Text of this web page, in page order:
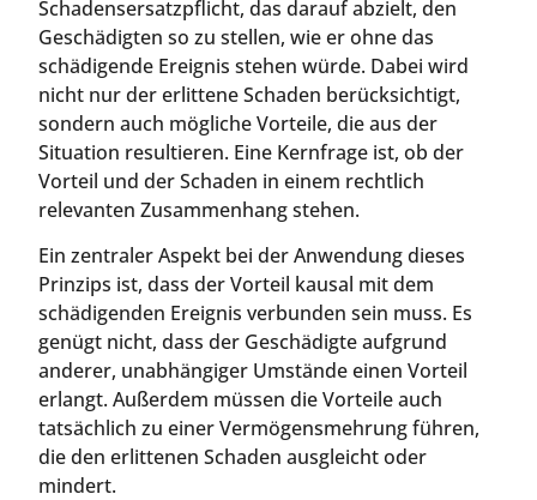
Schadensersatzpflicht, das darauf abzielt, den
Geschädigten so zu stellen, wie er ohne das
schädigende Ereignis stehen würde. Dabei wird
nicht nur der erlittene Schaden berücksichtigt,
sondern auch mögliche Vorteile, die aus der
Situation resultieren. Eine Kernfrage ist, ob der
Vorteil und der Schaden in einem rechtlich
relevanten Zusammenhang stehen.
Ein zentraler Aspekt bei der Anwendung dieses
Prinzips ist, dass der Vorteil kausal mit dem
schädigenden Ereignis verbunden sein muss. Es
genügt nicht, dass der Geschädigte aufgrund
anderer, unabhängiger Umstände einen Vorteil
erlangt. Außerdem müssen die Vorteile auch
tatsächlich zu einer Vermögensmehrung führen,
die den erlittenen Schaden ausgleicht oder
mindert.